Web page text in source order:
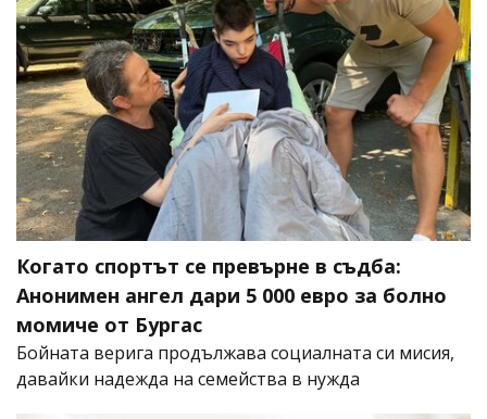
Когато спортът се превърне в съдба:
Анонимен ангел дари 5 000 евро за болно
момиче от Бургас
Бойната верига продължава социалната си мисия,
давайки надежда на семейства в нужда